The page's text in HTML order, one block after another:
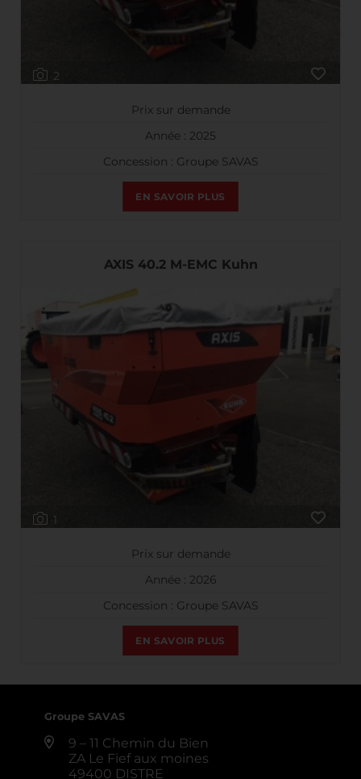
2
Prix sur demande
Année : 2025
Concession : Groupe SAVAS
EN SAVOIR PLUS
AXIS 40.2 M-EMC Kuhn
1
Prix sur demande
Année : 2026
Concession : Groupe SAVAS
EN SAVOIR PLUS
Groupe SAVAS
9 – 11 Chemin du Bien
ZA Le Fief aux moines
49400 DISTRE